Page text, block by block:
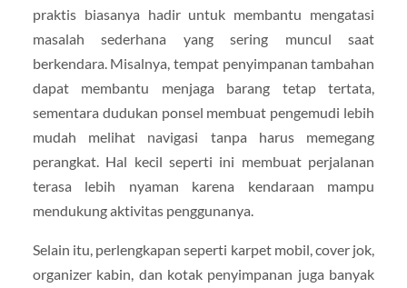
praktis biasanya hadir untuk membantu mengatasi
masalah sederhana yang sering muncul saat
berkendara. Misalnya, tempat penyimpanan tambahan
dapat membantu menjaga barang tetap tertata,
sementara dudukan ponsel membuat pengemudi lebih
mudah melihat navigasi tanpa harus memegang
perangkat. Hal kecil seperti ini membuat perjalanan
terasa lebih nyaman karena kendaraan mampu
mendukung aktivitas penggunanya.
Selain itu, perlengkapan seperti karpet mobil, cover jok,
organizer kabin, dan kotak penyimpanan juga banyak